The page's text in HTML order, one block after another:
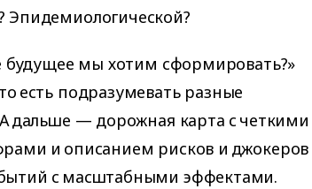
Эпидемиологической?
будущее мы хотим сформировать?»
есть подразумевать разные
дальше — дорожная карта с четкими
и описанием рисков и джокеров
с масштабными эффектами.